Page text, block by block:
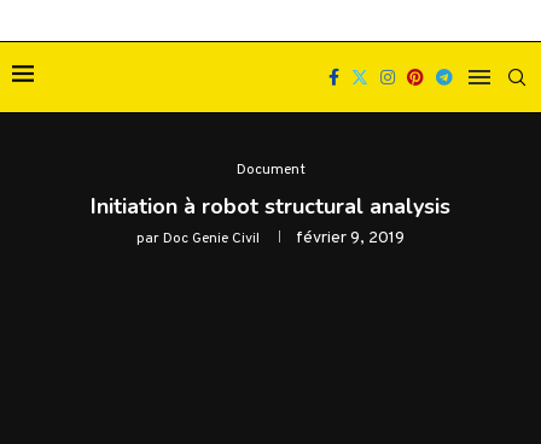
Document
Initiation à robot structural analysis
parDoc Genie Civil février 9, 2019